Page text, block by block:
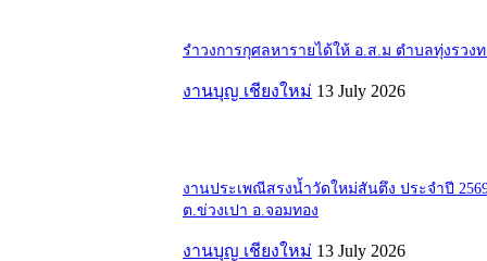
รำวงการกุศลหารายได้ให้ อ.ส.ม ตำบลทุ่งรวง
งานบุญ เชียงใหม่ 13 July 2026
งานประเพณีสรงน้ำวัดใหม่สันตึง ประจำปี
ต.ข่วงเปา อ.จอมทอง
งานบุญ เชียงใหม่ 13 July 2026